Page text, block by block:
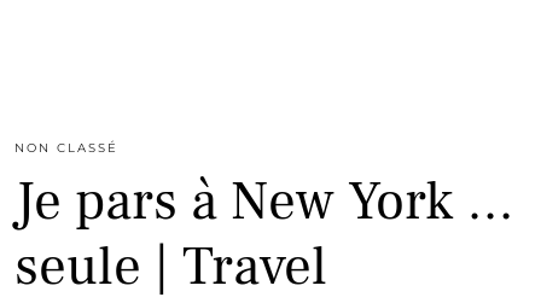
NON CLASSÉ
Je pars à New York …
seule | Travel